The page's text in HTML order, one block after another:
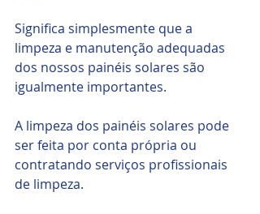
Significa simplesmente que a
limpeza e manutenção adequadas
dos nossos painéis solares são
igualmente importantes.
A limpeza dos painéis solares pode
ser feita por conta própria ou
contratando serviços profissionais
de limpeza.